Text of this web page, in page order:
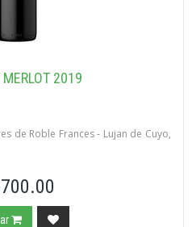
MERLOT 2019
de Roble Frances - Lujan de Cuyo,